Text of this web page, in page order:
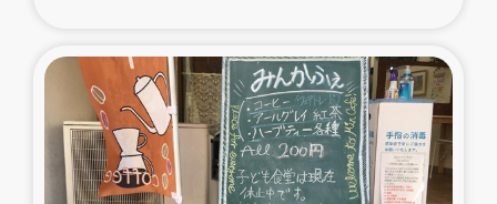
石巻市街地在宅被災者支援
復興応援隊の活動
仮設住宅生活支援・農業復興支援